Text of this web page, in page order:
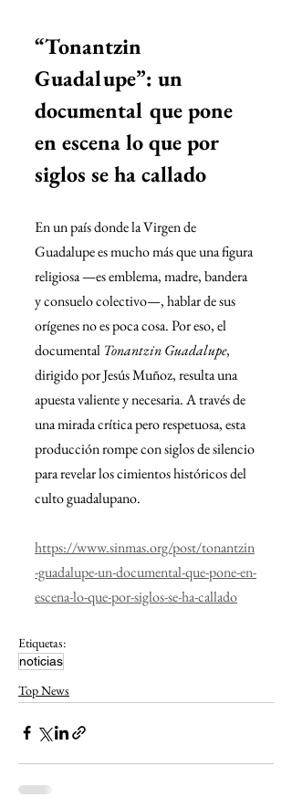
“Tonantzin
Guadalupe”: un
documental que pone
en escena lo que por
siglos se ha callado
En un país donde la Virgen de
Guadalupe es mucho más que una figura
religiosa —es emblema, madre, bandera
y consuelo colectivo—, hablar de sus
orígenes no es poca cosa. Por eso, el
documental Tonantzin Guadalupe,
dirigido por Jesús Muñoz, resulta una
apuesta valiente y necesaria. A través de
una mirada crítica pero respetuosa, esta
producción rompe con siglos de silencio
para revelar los cimientos históricos del
culto guadalupano.
https://www.sinmas.org/post/tonantzin
-guadalupe-un-documental-que-pone-en-
escena-lo-que-por-siglos-se-ha-callado
Etiquetas:
noticias
Top News